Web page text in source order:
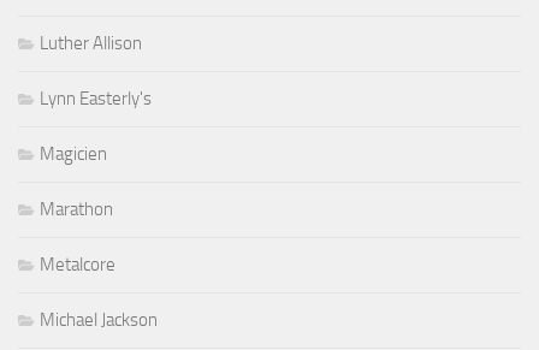
Luther Allison
Lynn Easterly's
Magicien
Marathon
Metalcore
Michael Jackson